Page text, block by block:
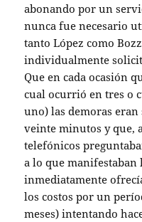
abonando por un
nunca fue necesario
tanto López como
individualmente
Que en cada ocasión
cual ocurrió en tres o
uno) las demoras
veinte minutos y que,
telefónicos
a lo que manifestaban
inmediatamente
los costos por un
meses) intentando